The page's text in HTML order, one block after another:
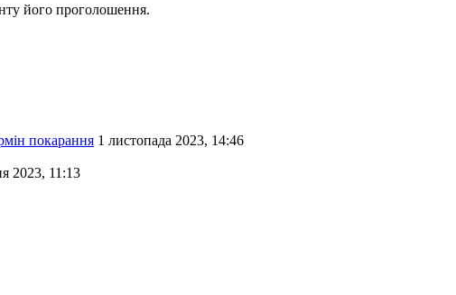
його проголошення.
покарання 1 листопада 2023, 14:46
2023, 11:13